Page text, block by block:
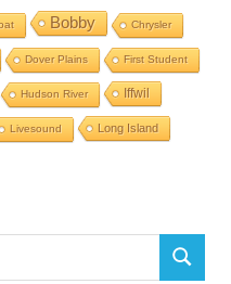
Bobby Chrysler
Dover Plains First Student
Hudson River Iffwil
Livesound Long Island
SUCHEN